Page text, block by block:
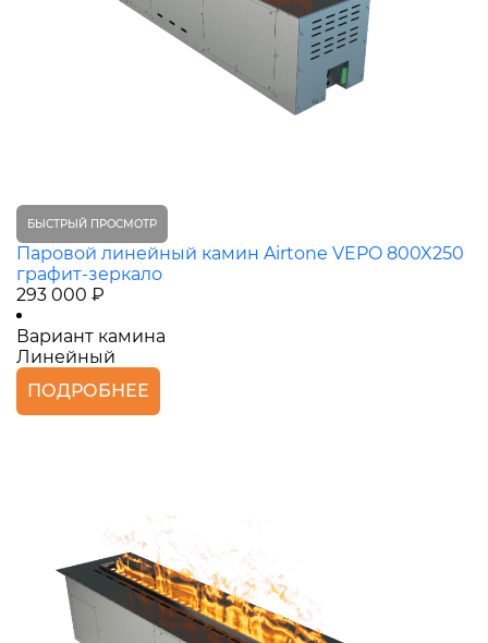
БЫСТРЫЙ ПРОСМОТР
Паровой линейный камин Airtone VEPO 800X250
графит-зеркало
293 000 ₽
Вариант камина
Линейный
ПОДРОБНЕЕ